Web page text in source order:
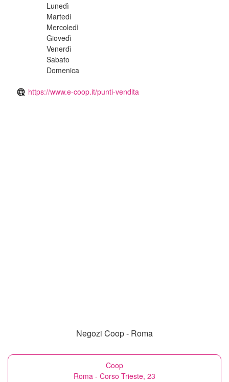
Lunedì
Martedì
Mercoledì
Giovedì
Venerdì
Sabato
Domenica
https://www.e-coop.it/punti-vendita
Negozi Coop - Roma
Coop
Roma - Corso Trieste, 23